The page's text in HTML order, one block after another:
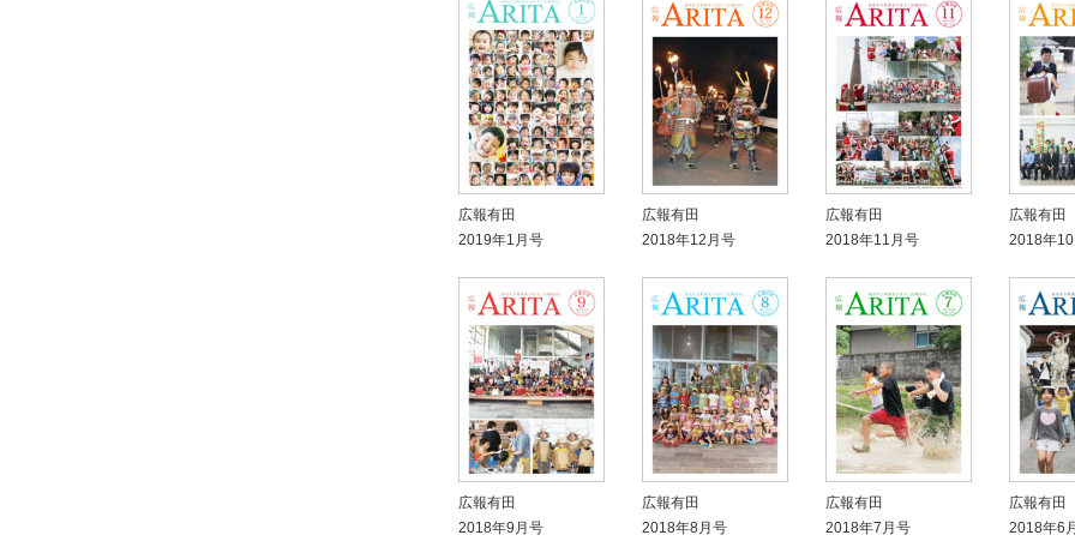
広報有田
2019年1月号
広報有田
2018年12月号
広報有田
2018年11月号
広報有田
2018年
広報有田
2018年9月号
広報有田
2018年8月号
広報有田
2018年7月号
広報有田
2018年6